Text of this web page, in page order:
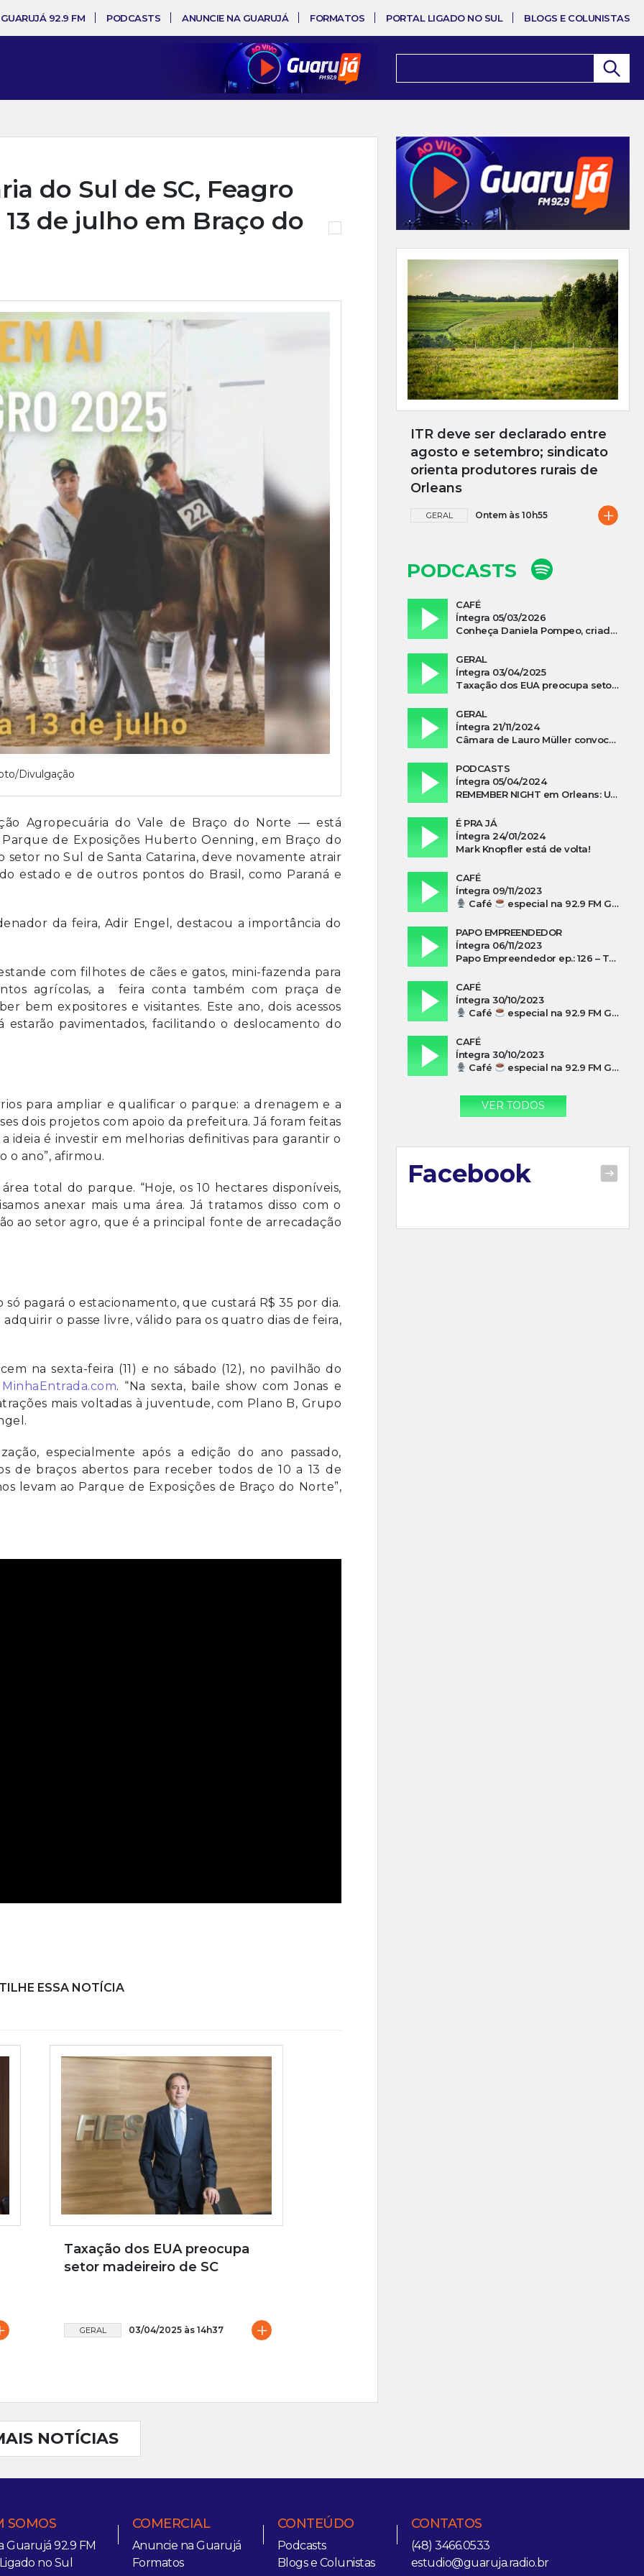
92.9 FM PODCASTS ANUNCIE NA GUARUJÁ FORMATOS PORTAL LIGADO NO SUL BLOGS E COLUNISTAS
do Sul de SC, Feagro
de julho em Braço do
Divulgação
Agropecuária do Vale de Braço do Norte — está
de Exposições Huberto Oenning, em Braço do
setor no Sul de Santa Catarina, deve novamente atrair
estado e de outros pontos do Brasil, como Paraná e
da feira, Adir Engel, destacou a importância do
com filhotes de cães e gatos, mini-fazenda para
agrícolas, a feira conta também com praça de
bem expositores e visitantes. Este ano, dois acessos
pavimentados, facilitando o deslocamento do
para ampliar e qualificar o parque: a drenagem e a
dois projetos com apoio da prefeitura. Já foram feitas
ideia é investir em melhorias definitivas para garantir o
ano”, afirmou.
total do parque. “Hoje, os 10 hectares disponíveis,
anexar mais uma área. Já tratamos disso com o
ao setor agro, que é a principal fonte de arrecadação
pagará o estacionamento, que custará R$ 35 por dia.
o passe livre, válido para os quatro dias de feira,
na sexta-feira (11) e no sábado (12), no pavilhão do
MinhaEntrada.com. “Na sexta, baile show com Jonas e
mais voltadas à juventude, com Plano B, Grupo
especialmente após a edição do ano passado,
de braços abertos para receber todos de 10 a 13 de
levam ao Parque de Exposições de Braço do Norte”,
ESSA NOTÍCIA
Taxação dos EUA preocupa
setor madeireiro de SC
GERAL 03/04/2025 às 14h37 +
NOTÍCIAS
ITR deve ser declarado entre
agosto e setembro; sindicato
orienta produtores rurais de
Orleans
GERAL Ontem às 10h55 +
PODCASTS
CAFÉ
Íntegra 05/03/2026
Conheça Daniela Pompeo, criadora do podcast “Vivi e Aprendi”, que estreia neste sábado
GERAL
Íntegra 03/04/2025
Taxação dos EUA preocupa setor madeireiro de SC
GERAL
Íntegra 21/11/2024
Câmara de Lauro Müller convoca prefeita para esclarecer falta d’água no Guatá
PODCASTS
Íntegra 05/04/2024
REMEMBER NIGHT em Orleans: Uma noite de tributo ao ABBA e aos anos 80
É PRA JÁ
Íntegra 24/01/2024
Mark Knopfler está de volta!
CAFÉ
Íntegra 09/11/2023
Café
especial na 92.9 FM Guarujá com Kuki Savi Mondo
PAPO EMPREENDEDOR
Íntegra 06/11/2023
Papo Empreendedor ep.: 126 – Thayni Librelato Sérgio Rodrigues Alves, Isadora Arns, Lilian Guthron Koslowski e Edio Kunhasky Junior sobre “O poder do associativismo na promoção de oportunidades”
CAFÉ
Íntegra 30/10/2023
Café
especial na 92.9 FM Guarujá com Silvio Machado
CAFÉ
Íntegra 30/10/2023
Café
especial na 92.9 FM Guarujá com Paulo Cesar Leandres
VER TODOS
Facebook
SOMOS
Guarujá 92.9 FM
no Sul
COMERCIAL
Anuncie na Guarujá
Formatos
CONTEÚDO
Podcasts
Blogs e Colunistas
CONTATOS
(48) 3466.0533
estudio@guaruja.radio.br